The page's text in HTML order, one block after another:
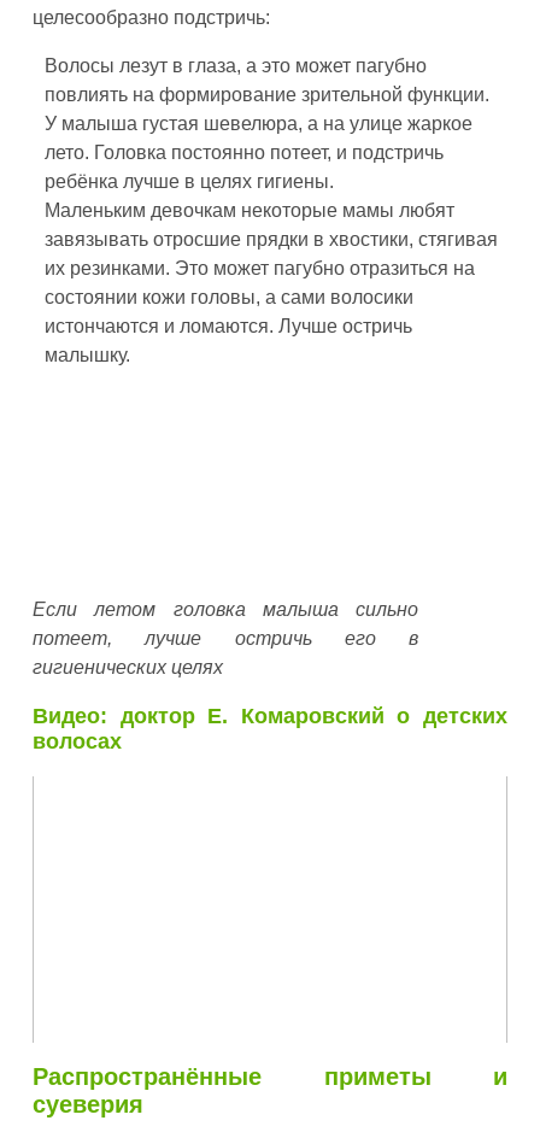
целесообразно подстричь:
Волосы лезут в глаза, а это может пагубно
повлиять на формирование зрительной функции.
У малыша густая шевелюра, а на улице жаркое
лето. Головка постоянно потеет, и подстричь
ребёнка лучше в целях гигиены.
Маленьким девочкам некоторые мамы любят
завязывать отросшие прядки в хвостики, стягивая
их резинками. Это может пагубно отразиться на
состоянии кожи головы, а сами волосики
истончаются и ломаются. Лучше остричь
малышку.
Если летом головка малыша сильно
потеет, лучше остричь его в
гигиенических целях
Видео: доктор Е. Комаровский о детских
волосах
Распространённые приметы и
суеверия